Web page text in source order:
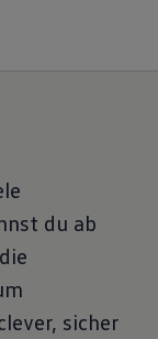
du ab
sicher